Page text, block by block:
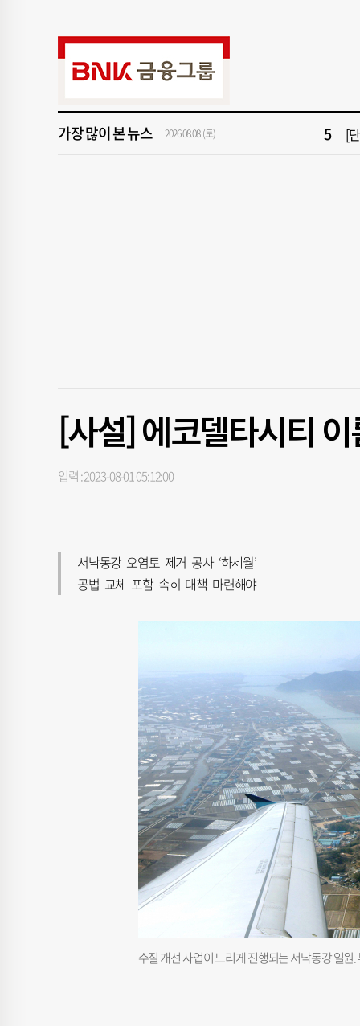
가장 많이 본 뉴스 2026.08.08 (토) 5 [
[사설] 에코델타시티
입력 : 2023-08-01 05:12:00
서낙동강 오염토 제거 공사 ‘하세월’
공법 교체 포함 속히 대책 마련해야
수질 개선 사업이 느리게 진행되는 서낙동강 일원